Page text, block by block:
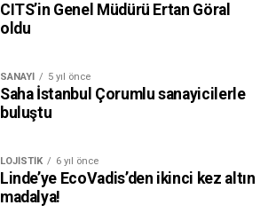
CITS’in Genel Müdürü Ertan Göral
oldu
SANAYI 5 yıl önce
Saha İstanbul Çorumlu sanayicilerle
buluştu
LOJISTIK 6 yıl önce
Linde’ye EcoVadis’den ikinci kez altın
madalya!